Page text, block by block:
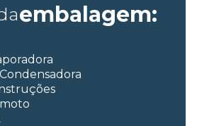
embalagem: